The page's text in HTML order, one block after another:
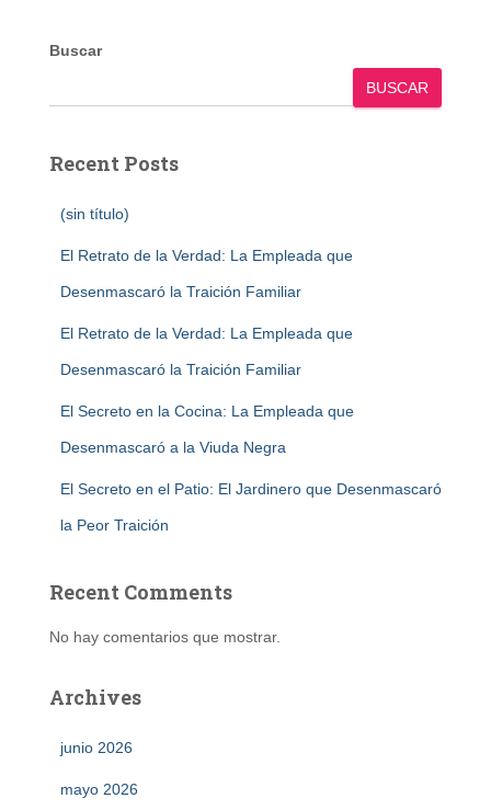
Buscar
BUSCAR
Recent Posts
(sin título)
El Retrato de la Verdad: La Empleada que
Desenmascaró la Traición Familiar
El Retrato de la Verdad: La Empleada que
Desenmascaró la Traición Familiar
El Secreto en la Cocina: La Empleada que
Desenmascaró a la Viuda Negra
El Secreto en el Patio: El Jardinero que Desenmascaró
la Peor Traición
Recent Comments
No hay comentarios que mostrar.
Archives
junio 2026
mayo 2026